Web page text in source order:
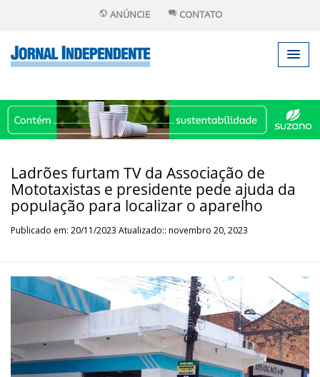
ANÚNCIE CONTATO
Ladrões furtam TV da Associação de
Mototaxistas e presidente pede ajuda da
população para localizar o aparelho
Publicado em: 20/11/2023 Atualizado:: novembro 20, 2023